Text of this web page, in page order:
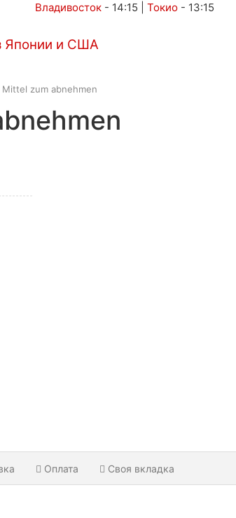
Владивосток- 14:15 Токио- 13:15
zum abnehmen
Оплата Своя вкладка